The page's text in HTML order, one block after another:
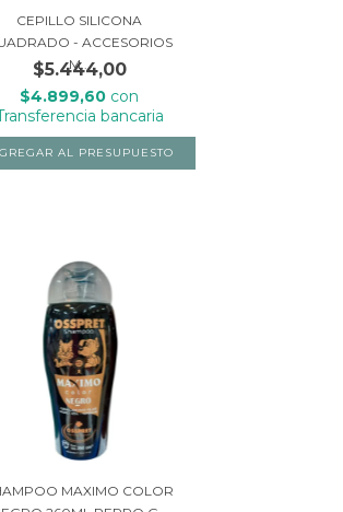
CEPILLO SILICONA
- ACCESORIOS
M...
$5.444,00
$4.899,60 con
bancaria
MAXIMO COLOR